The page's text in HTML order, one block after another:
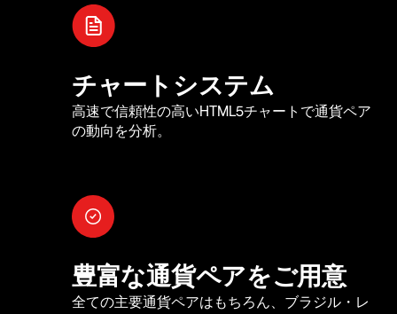
チャートシステム
高速で信頼性の高いHTML5チャートで通貨ペア
の動向を分析。
豊富な通貨ペアをご用意
全ての主要通貨ペアはもちろん、ブラジル・レ